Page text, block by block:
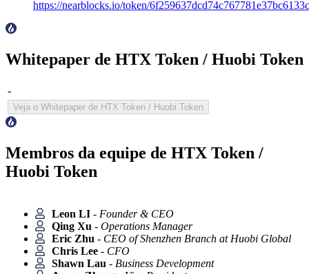
https://nearblocks.io/token/
Whitepaper de HTX Token / Huobi Token
-
Veja o Whitepaper de HTX Token / Huobi Token
Membros da equipe de HTX Token /
Huobi Token
Leon LI - Founder & CEO
Qing Xu - Operations Manager
Eric Zhu - CEO of Shenzhen Branch at Huobi Global
Chris Lee - CFO
Shawn Lau - Business Development